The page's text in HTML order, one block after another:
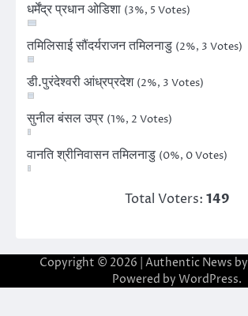
धर्मेंद्र प्रधान ओडिशा (3%, 5 Votes)
तमिलिसाई सौंदर्यराजन तमिलनाडु (2%, 3 Votes)
डी.पुरंदेश्वरी आंध्रप्रदेश (2%, 3 Votes)
सुनील बंसल उप्र (1%, 2 Votes)
वानति श्रीनिवासन तमिलनाडु (0%, 0 Votes)
Total Voters: 149
Copyright © 2026 | Authentic News by
Powered by WordPress.